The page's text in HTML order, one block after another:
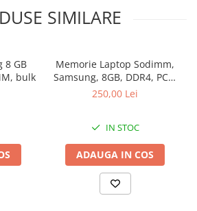
externe
SIMILARE
8 GB
bulk
Memorie Laptop Sodimm,
Samsung, 8GB, DDR4, PC4-
2400, bulk
250,00 Lei
IN STOC
ADAUGA IN COS